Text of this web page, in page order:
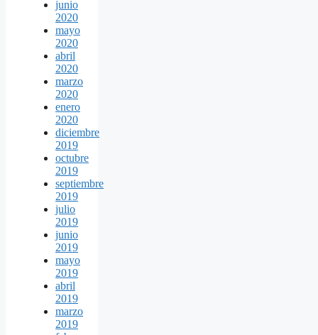
junio
2020
mayo
2020
abril
2020
marzo
2020
enero
2020
diciembre
2019
octubre
2019
septiembre
2019
julio
2019
junio
2019
mayo
2019
abril
2019
marzo
2019